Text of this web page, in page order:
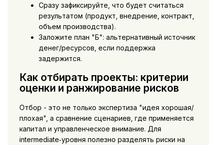
Сразу зафиксируйте, что будет считаться
результатом (продукт, внедрение, контракт,
объем производства).
Заложите план "Б": альтернативный источник
денег/ресурсов, если поддержка
задержится.
Как отбирать проекты: критерии
оценки и ранжирование рисков
Отбор - это не только экспертиза "идея хорошая/
плохая", а сравнение сценариев, где применяется
капитал и управленческое внимание. Для
intermediate‑уровня полезно разделять риски на